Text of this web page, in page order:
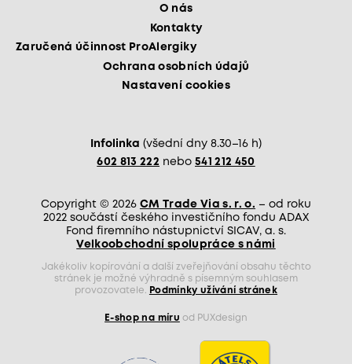
O nás
Kontakty
Zaručená účinnost ProAlergiky
Ochrana osobních údajů
Nastavení cookies
Infolinka (všední dny 8.30–16 h)
602 813 222 nebo 541 212 450
Copyright © 2026 CM Trade Via s. r. o. – od roku
2022 součástí českého investičního fondu ADAX
Fond firemního nástupnictví SICAV, a. s.
Velkoobchodní spolupráce s námi
Jakékoliv kopírování a další zveřejňování obsahu těchto
stránek je možné výhradně s písemným souhlasem
provozovatele.
Podmínky užívání stránek
E-shop na míru od PUXdesign